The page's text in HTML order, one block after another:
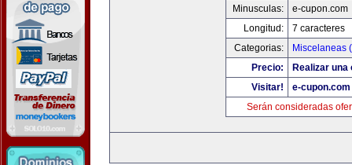
Minusculas:
e-cupon.com
Longitud:
7 caracteres
Categorias:
Miscelaneas
Precio:
Realizar una
Visitar!
e-cupon.com
Serán consideradas